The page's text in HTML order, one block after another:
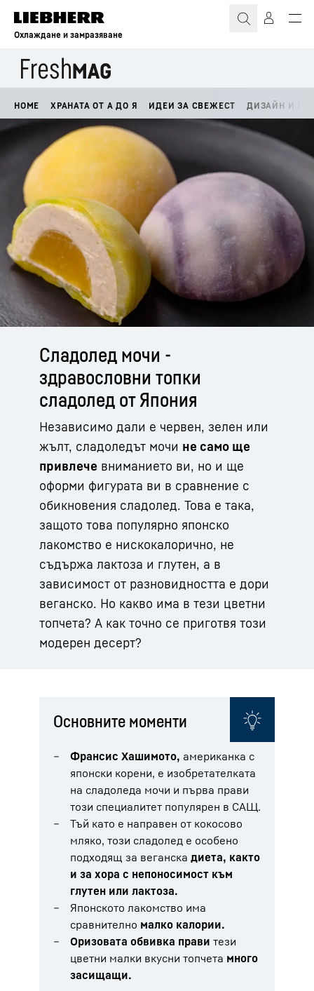
Охлаждане и замразяване
HOME ХРАНАТА ОТ А ДО Я ИДЕИ ЗА СВЕЖЕСТ ДИЗАЙН И
Сладолед мочи -
здравословни топки
сладолед от Япония
Независимо дали е червен, зелен или
жълт, сладоледът мочи не само ще
привлече вниманието ви, но и ще
оформи фигурата ви в сравнение с
обикновения сладолед. Това е така,
защото това популярно японско
лакомство е нискокалорично, не
съдържа лактоза и глутен, а в
зависимост от разновидността е дори
веганско. Но какво има в тези цветни
топчета? А как точно се приготвя този
модерен десерт?
Основните моменти
Франсис Хашимото, американка с
японски корени, е изобретателката
на сладоледа мочи и първа прави
този специалитет популярен в САЩ.
Тъй като е направен от кокосово
мляко, този сладолед е особено
подходящ за веганска диета, както
и за хора с непоносимост към
глутен или лактоза.
Японското лакомство има
сравнително малко калории.
Оризовата обвивка прави тези
цветни малки вкусни топчета много
засищащи.